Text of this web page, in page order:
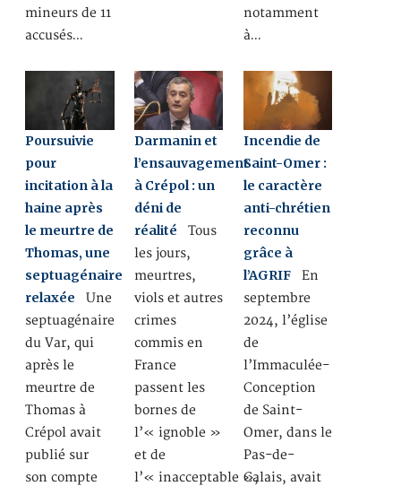
mineurs de 11
accusés…
notamment
à…
Poursuivie
pour
incitation à la
haine après
le meurtre de
Thomas, une
septuagénaire
relaxée Une
septuagénaire
du Var, qui
après le
meurtre de
Thomas à
Crépol avait
publié sur
son compte
Darmanin et
l’ensauvagement
à Crépol : un
déni de
réalité Tous
les jours,
meurtres,
viols et autres
crimes
commis en
France
passent les
bornes de
l’« ignoble »
et de
l’« inacceptable »,
Incendie de
Saint-Omer :
le caractère
anti-chrétien
reconnu
grâce à
l’AGRIF En
septembre
2024, l’église
de
l’Immaculée-
Conception
de Saint-
Omer, dans le
Pas-de-
Calais, avait